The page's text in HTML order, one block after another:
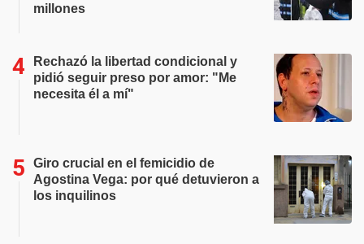
millones
Rechazó la libertad condicional y
pidió seguir preso por amor: "Me
necesita él a mí"
Giro crucial en el femicidio de
Agostina Vega: por qué detuvieron a
los inquilinos